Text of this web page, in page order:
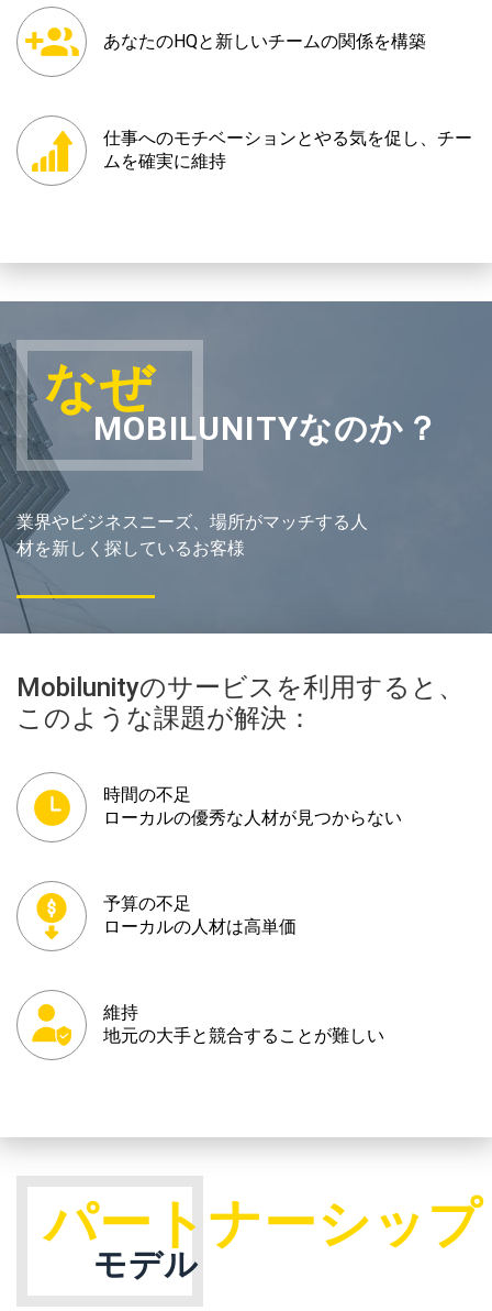
あなたのHQと新しいチームの関係を構築
仕事へのモチベーションとやる気を促し、チー
ムを確実に維持
なぜ
MOBILUNITYなのか？
業界やビジネスニーズ、場所がマッチする人
材を新しく探しているお客様
Mobilunityのサービスを利用すると、
このような課題が解決：
時間の不足
ローカルの優秀な人材が見つからない
予算の不足
ローカルの人材は高単価
維持
地元の大手と競合することが難しい
パートナーシップ
モデル